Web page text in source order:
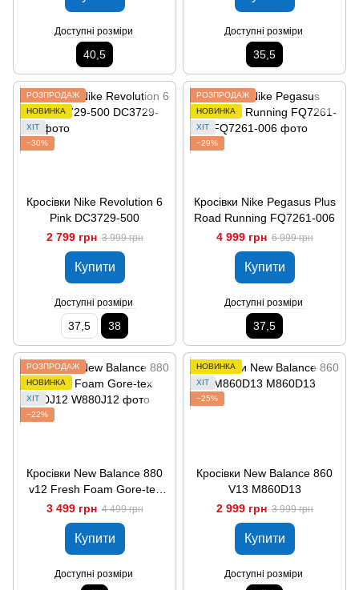
Доступні розміри
40,5
Доступні розміри
35,5
РОЗПРОДАЖ
НОВИНКА
ХІТ
−30%
Кросівки Nike Revolution 6
Pink DC3729-500
2 799 грн 3 999 грн
Купити
Доступні розміри
37,5 38
РОЗПРОДАЖ
НОВИНКА
ХІТ
−29%
Кросівки Nike Pegasus Plus
Road Running FQ7261-006
4 999 грн 6 999 грн
Купити
Доступні розміри
37,5
РОЗПРОДАЖ
НОВИНКА
ХІТ
−22%
Кросівки New Balance 880
v12 Fresh Foam Gore-tex
W880J12
3 499 грн 4 499 грн
Купити
Доступні розміри
НОВИНКА
ХІТ
−25%
Кросівки New Balance 860
V13 M860D13
2 999 грн 3 999 грн
Купити
Доступні розміри